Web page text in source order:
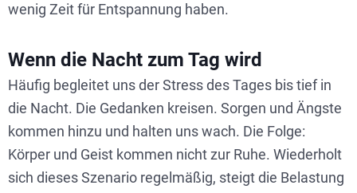
wenig Zeit für Entspannung haben.
Wenn die Nacht zum Tag wird
Häufig begleitet uns der Stress des Tages bis tief in
die Nacht. Die Gedanken kreisen. Sorgen und Ängste
kommen hinzu und halten uns wach. Die Folge:
Körper und Geist kommen nicht zur Ruhe. Wiederholt
sich dieses Szenario regelmäßig, steigt die Belastung